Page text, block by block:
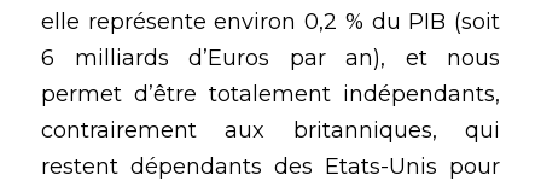
elle représente environ 0,2 % du PIB (soit
6 milliards d’Euros par an), et nous
permet d’être totalement indépendants,
contrairement aux britanniques, qui
restent dépendants des Etats-Unis pour